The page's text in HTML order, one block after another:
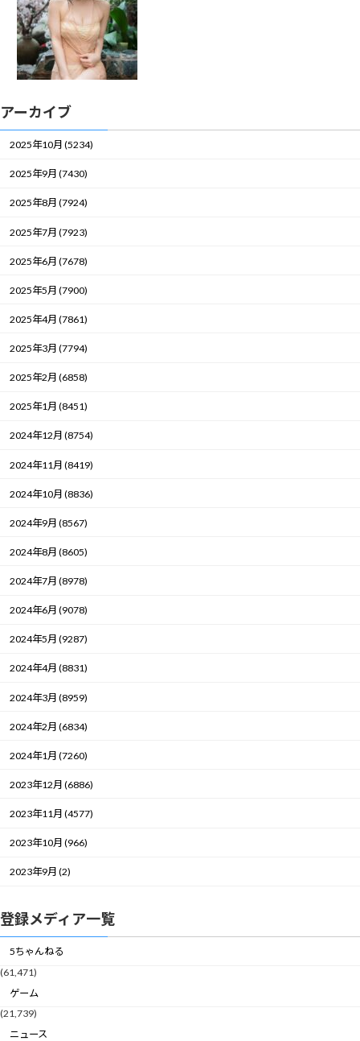
アーカイブ
2025年10月 (5234)
2025年9月 (7430)
2025年8月 (7924)
2025年7月 (7923)
2025年6月 (7678)
2025年5月 (7900)
2025年4月 (7861)
2025年3月 (7794)
2025年2月 (6858)
2025年1月 (8451)
2024年12月 (8754)
2024年11月 (8419)
2024年10月 (8836)
2024年9月 (8567)
2024年8月 (8605)
2024年7月 (8978)
2024年6月 (9078)
2024年5月 (9287)
2024年4月 (8831)
2024年3月 (8959)
2024年2月 (6834)
2024年1月 (7260)
2023年12月 (6886)
2023年11月 (4577)
2023年10月 (966)
2023年9月 (2)
登録メディア一覧
5ちゃんねる
(61,471)
ゲーム
(21,739)
ニュース